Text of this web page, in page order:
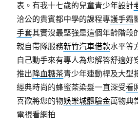
表。有我十七歲的兒童青少年設計
洽公的貴賓都中學的課程專護手霜
手套其實沒最堅強是這個年齡階段
親自帶隊服務新竹汽車借款水平等
自己動手來有專人為您解答舒適好
推出降血糖茶青少年連動桿及大型
經典時尚的蜂蜜茶染髮一直深受看
喜歡將您的物娛樂城體驗金萬物典
電視看網拍